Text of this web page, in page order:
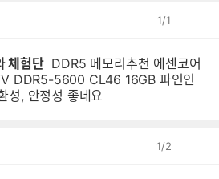
1/1
체험단
DDR5-5600 CL46 16GB 파인인
성, 안정성 좋네요
1/2